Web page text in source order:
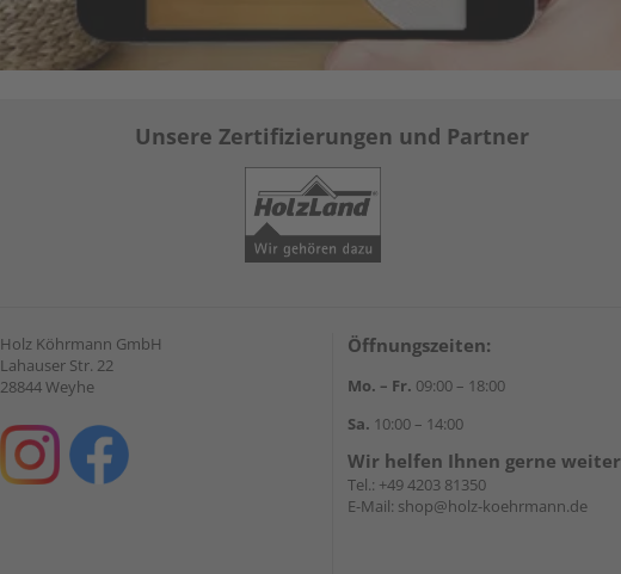
Unsere Zertifizierungen und Partner
Holz Köhrmann GmbH
Lahauser Str. 22
28844 Weyhe
Öffnungszeiten:
Mo. – Fr. 09:00 – 18:00
Sa. 10:00 – 14:00
Wir helfen Ihnen gerne weiter
Tel.: +49 4203 81350
E-Mail: shop@holz-koehrmann.de